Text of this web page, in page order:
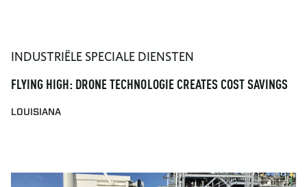
INDUSTRIËLE SPECIALE DIENSTEN
FLYING HIGH: DRONE TECHNOLOGIE CREATES COST SAVINGS
LOUISIANA